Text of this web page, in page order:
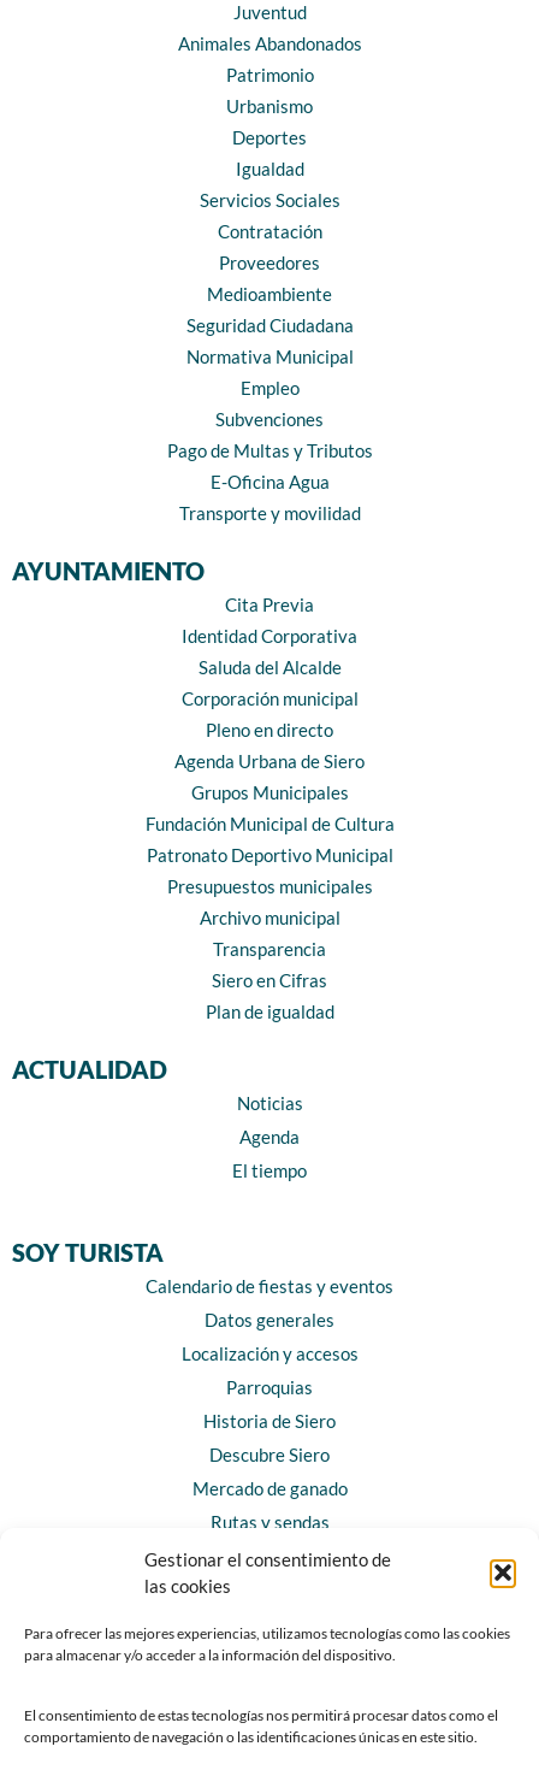
Gestionar el consentimiento de
las cookies
Para ofrecer las mejores experiencias, utilizamos tecnologías como las cookies
para almacenar y/o acceder a la información del dispositivo.
El consentimiento de estas tecnologías nos permitirá procesar datos como el
comportamiento de navegación o las identificaciones únicas en este sitio.
Juventud
Animales Abandonados
Patrimonio
Urbanismo
Deportes
Igualdad
Servicios Sociales
Contratación
Proveedores
Medioambiente
Seguridad Ciudadana
Normativa Municipal
Empleo
Subvenciones
Pago de Multas y Tributos
E-Oficina Agua
Transporte y movilidad
AYUNTAMIENTO
Cita Previa
Identidad Corporativa
Saluda del Alcalde
Corporación municipal
Pleno en directo
Agenda Urbana de Siero
Grupos Municipales
Fundación Municipal de Cultura
Patronato Deportivo Municipal
Presupuestos municipales
Archivo municipal
Transparencia
Siero en Cifras
Plan de igualdad
ACTUALIDAD
Noticias
Agenda
El tiempo
SOY TURISTA
Calendario de fiestas y eventos
Datos generales
Localización y accesos
Parroquias
Historia de Siero
Descubre Siero
Mercado de ganado
Rutas y sendas
Horarios y contacto
Teléfonos de interés
Chatbot Siero